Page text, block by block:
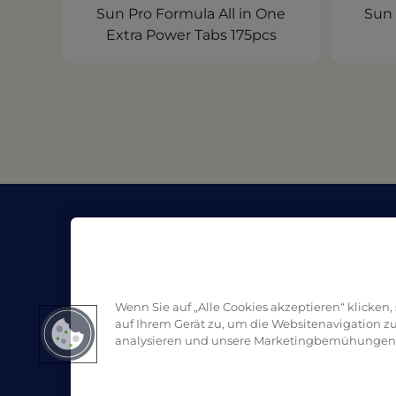
Sun Pro Formula All in One
Extra Power Tabs 175pcs
Sun
KontaktWenn Sie auf „Alle Cookies akzeptieren“
auf Ihrem Gerät zu, um die Websitenavigation
analysieren und unsere